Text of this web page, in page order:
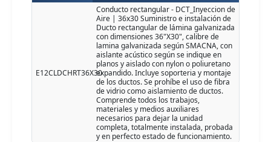
E12CLDCHRT36X30
Conducto rectangular - DCT_Inyeccion de
Aire | 36x30 Suministro e instalación de
Ducto rectangular de lámina galvanizada
con dimensiones 36"X30", calibre de
lamina galvanizada según SMACNA, con
aislante acústico según se indique en
planos y aislado con nylon o poliuretano
expandido. Incluye soporteria y montaje
de los ductos. Se prohíbe el uso de fibra
de vidrio como aislamiento de ductos.
Comprende todos los trabajos,
materiales y medios auxiliares
necesarios para dejar la unidad
completa, totalmente instalada, probada
y en perfecto estado de funcionamiento.